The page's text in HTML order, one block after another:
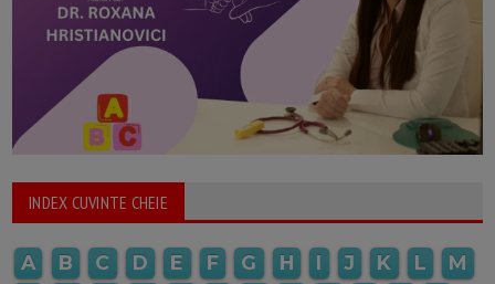
INDEX CUVINTE CHEIE
A B C D E F G H I J K L
M